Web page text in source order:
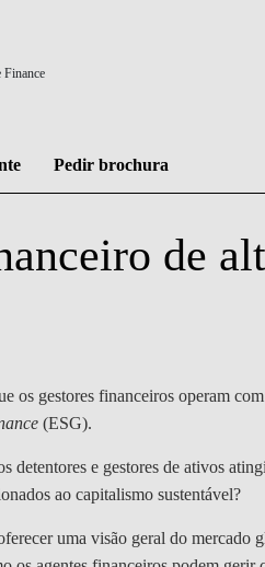
E GESTÃO DA
DIGITAL
Pedir brochura
de
os gestores financeiros operam
(ESG).
detentores e gestores de ativos
ao capitalismo sustentável?
uma visão geral do mercado